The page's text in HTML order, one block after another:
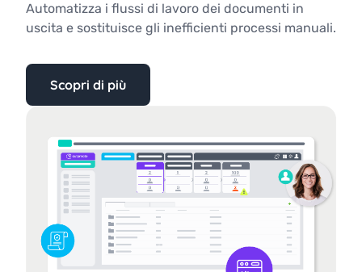
Automatizza i flussi di lavoro dei documenti in
uscita e sostituisce gli inefficienti processi manuali.
Scopri di più